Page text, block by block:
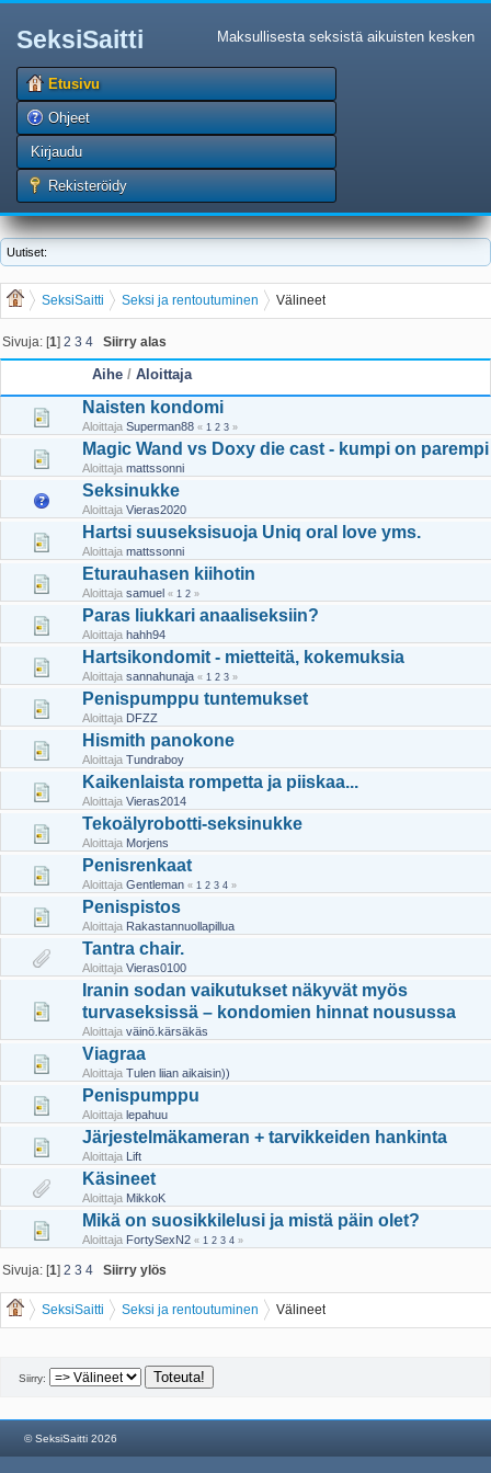
SeksiSaitti Maksullisesta seksistä aikuisten kesken
Etusivu
Ohjeet
Kirjaudu
Rekisteröidy
Uutiset:
SeksiSaitti Seksi ja rentoutuminen Välineet
Sivuja: [1]2 3 4 Siirry alas
Aihe / Aloittaja
Naisten kondomi
Aloittaja Superman88 « 1 2 3 »
Magic Wand vs Doxy die cast - kumpi on parempi
Aloittaja mattssonni
Seksinukke
Aloittaja Vieras2020
Hartsi suuseksisuoja Uniq oral love yms.
Aloittaja mattssonni
Eturauhasen kiihotin
Aloittaja samuel « 1 2 »
Paras liukkari anaaliseksiin?
Aloittaja hahh94
Hartsikondomit - mietteitä, kokemuksia
Aloittaja sannahunaja « 1 2 3 »
Penispumppu tuntemukset
Aloittaja DFZZ
Hismith panokone
Aloittaja Tundraboy
Kaikenlaista rompetta ja piiskaa...
Aloittaja Vieras2014
Tekoälyrobotti-seksinukke
Aloittaja Morjens
Penisrenkaat
Aloittaja Gentleman « 1 2 3 4 »
Penispistos
Aloittaja Rakastannuollapillua
Tantra chair.
Aloittaja Vieras0100
Iranin sodan vaikutukset näkyvät myös
turvaseksissä – kondomien hinnat nousussa
Aloittaja väinö.kärsäkäs
Viagraa
Aloittaja Tulen liian aikaisin))
Penispumppu
Aloittaja lepahuu
Järjestelmäkameran + tarvikkeiden hankinta
Aloittaja Lift
Käsineet
Aloittaja MikkoK
Mikä on suosikkilelusi ja mistä päin olet?
Aloittaja FortySexN2 « 1 2 3 4 »
Sivuja: [1]2 3 4 Siirry ylös
SeksiSaitti Seksi ja rentoutuminen Välineet
Siirry:
© SeksiSaitti 2026